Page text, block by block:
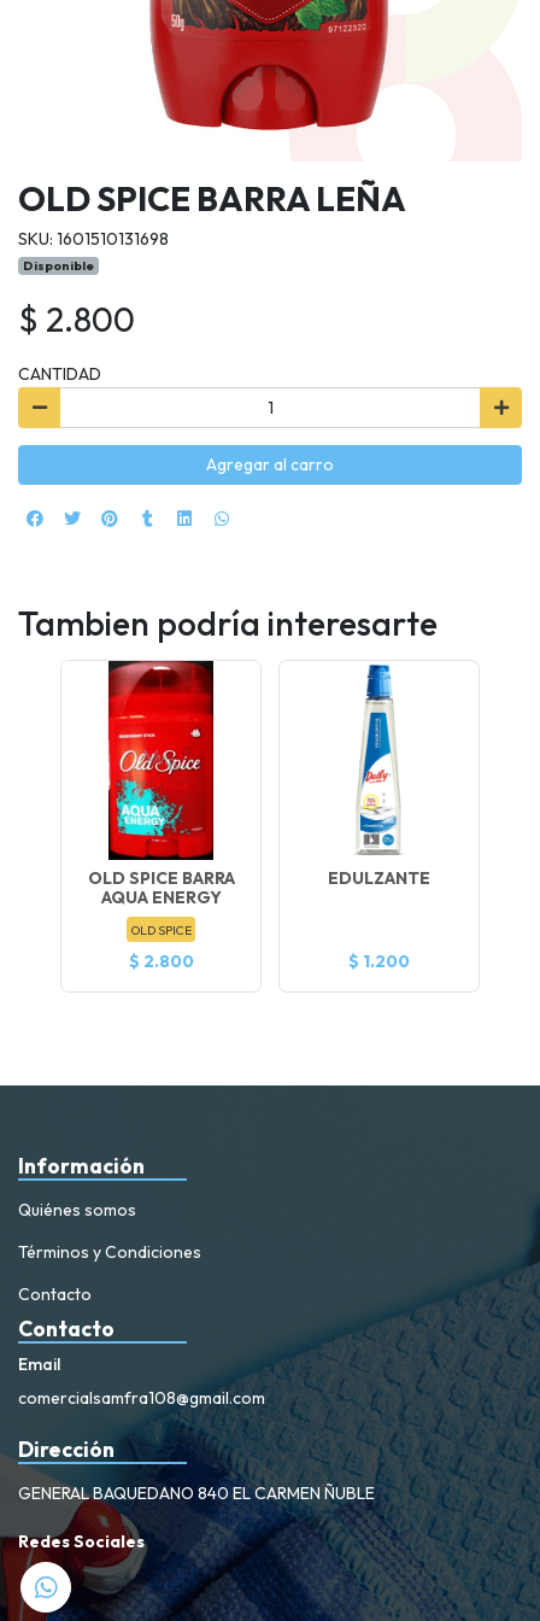
OLD SPICE BARRA LEÑA
SKU: 1601510131698
Disponible
$ 2.800
CANTIDAD
Agregar al carro
Tambien podría interesarte
OLD SPICE BARRA
AQUA ENERGY
OLD SPICE
$ 2.800
EDULZANTE
$ 1.200
Información
Quiénes somos
Términos y Condiciones
Contacto
Contacto
Email
comercialsamfra108@gmail.com
Dirección
GENERAL BAQUEDANO 840 EL CARMEN ÑUBLE
Redes Sociales